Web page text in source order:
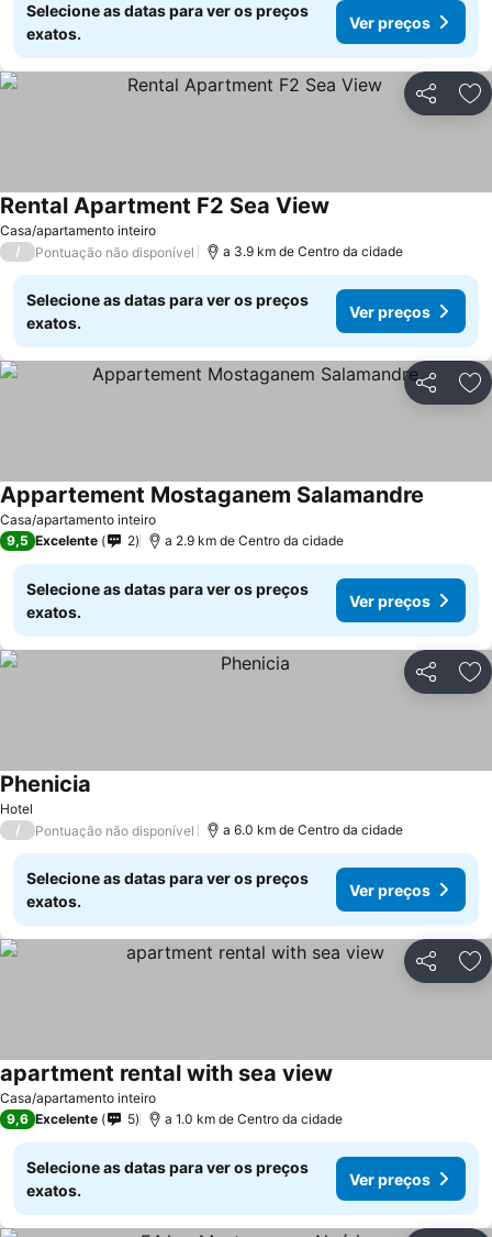
Selecione as datas para ver os preços
exatos.
Ver preços
Partilhar
Casa/apartamento inteiro
Rental Apartment F2 Sea View
/ Pontuação não disponível a 3.9 km de Centro da cidade
Selecione as datas para ver os preços
exatos.
Ver preços
Partilhar
Casa/apartamento inteiro
Appartement Mostaganem Salamandre
9,5 Excelente 2 a 2.9 km de Centro da cidade
Selecione as datas para ver os preços
exatos.
Ver preços
Partilhar
Hotel
Phenicia
/ Pontuação não disponível a 6.0 km de Centro da cidade
Selecione as datas para ver os preços
exatos.
Ver preços
Partilhar
Casa/apartamento inteiro
apartment rental with sea view
9,6 Excelente 5 a 1.0 km de Centro da cidade
Selecione as datas para ver os preços
exatos.
Ver preços